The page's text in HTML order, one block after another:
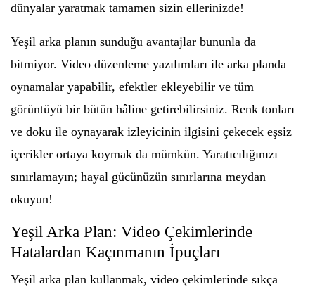
dünyalar yaratmak tamamen sizin ellerinizde!
Yeşil arka planın sunduğu avantajlar bununla da
bitmiyor. Video düzenleme yazılımları ile arka planda
oynamalar yapabilir, efektler ekleyebilir ve tüm
görüntüyü bir bütün hâline getirebilirsiniz. Renk tonları
ve doku ile oynayarak izleyicinin ilgisini çekecek eşsiz
içerikler ortaya koymak da mümkün. Yaratıcılığınızı
sınırlamayın; hayal gücünüzün sınırlarına meydan
okuyun!
Yeşil Arka Plan: Video Çekimlerinde
Hatalardan Kaçınmanın İpuçları
Yeşil arka plan kullanmak, video çekimlerinde sıkça